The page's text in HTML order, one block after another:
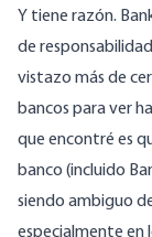
Y tiene razón.
de
vistazo más de
bancos para ver
que encontré es
banco (incluido
siendo ambiguo
especialmente en